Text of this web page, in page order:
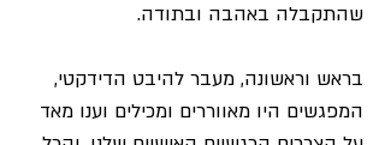
שהתקבלה באהבה ובתודה.
בראש וראשונה, מעבר להיבט הדידקטי,
המפגשים היו מאווררים ומכילים וענו מאד